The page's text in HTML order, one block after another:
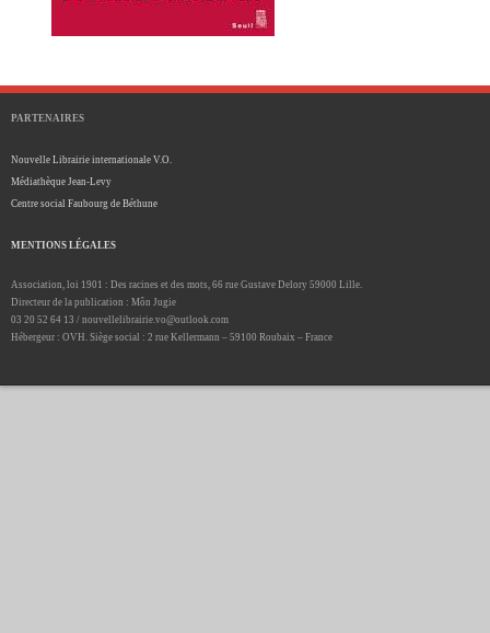
PARTENAIRES
Nouvelle Librairie internationale V.O.
Médiathèque Jean-Levy
Centre social Faubourg de Béthune
MENTIONS LÉGALES
Association, loi 1901 : Des racines et des mots, 66 rue Gustave Delory 59000 Lille.
Directeur de la publication : Môn Jugie
03 20 52 64 13 / nouvellelibrairie.vo@outlook.com
Hébergeur : OVH. Siège social : 2 rue Kellermann – 59100 Roubaix – France